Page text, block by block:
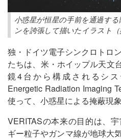
小惑星が恒星の手前を通過す
ンを誇張して描いたイラスト（
独・ドイツ電子シンクロトロ
たちは、米・ホイップル天文
鏡4台から構成されるシス
Energetic Radiation Imaging
使って、小惑星による掩蔽現
VERITASの本来の目的は、
ギー粒子やガンマ線が地球大